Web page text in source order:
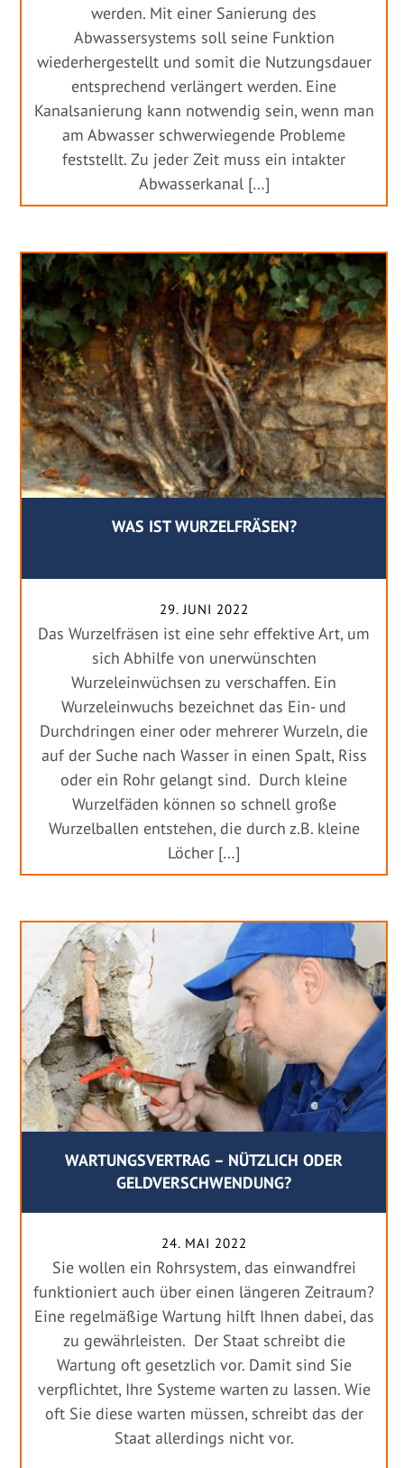
werden. Mit einer Sanierung des
Abwassersystems soll seine Funktion
wiederhergestellt und somit die Nutzungsdauer
entsprechend verlängert werden. Eine
Kanalsanierung kann notwendig sein, wenn man
am Abwasser schwerwiegende Probleme
feststellt. Zu jeder Zeit muss ein intakter
Abwasserkanal […]
WAS IST WURZELFRÄSEN?
29. JUNI 2022
Das Wurzelfräsen ist eine sehr effektive Art, um
sich Abhilfe von unerwünschten
Wurzeleinwüchsen zu verschaffen. Ein
Wurzeleinwuchs bezeichnet das Ein- und
Durchdringen einer oder mehrerer Wurzeln, die
auf der Suche nach Wasser in einen Spalt, Riss
oder ein Rohr gelangt sind. Durch kleine
Wurzelfäden können so schnell große
Wurzelballen entstehen, die durch z.B. kleine
Löcher […]
WARTUNGSVERTRAG – NÜTZLICH ODER
GELDVERSCHWENDUNG?
24. MAI 2022
Sie wollen ein Rohrsystem, das einwandfrei
funktioniert auch über einen längeren Zeitraum?
Eine regelmäßige Wartung hilft Ihnen dabei, das
zu gewährleisten. Der Staat schreibt die
Wartung oft gesetzlich vor. Damit sind Sie
verpflichtet, Ihre Systeme warten zu lassen. Wie
oft Sie diese warten müssen, schreibt das der
Staat allerdings nicht vor.